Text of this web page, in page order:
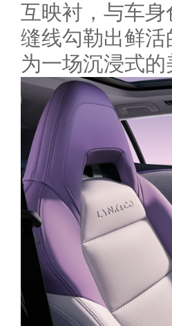
互映衬，与车
缝线勾勒出鲜
为一场沉浸式的